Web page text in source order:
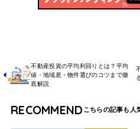
不動産投資の平均利回りとは？平均
値・地域差・物件選びのコツまで徹
底解説
RECOMMEND